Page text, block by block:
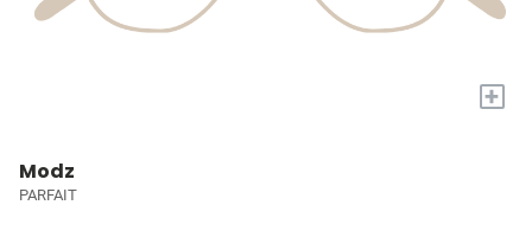
+
Modz
PARFAIT